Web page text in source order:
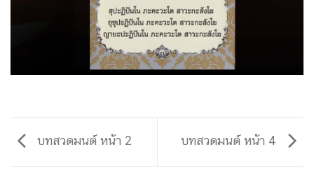
บทสวดมนต์ หน้า 2 บทสวดมนต์ หน้า 4